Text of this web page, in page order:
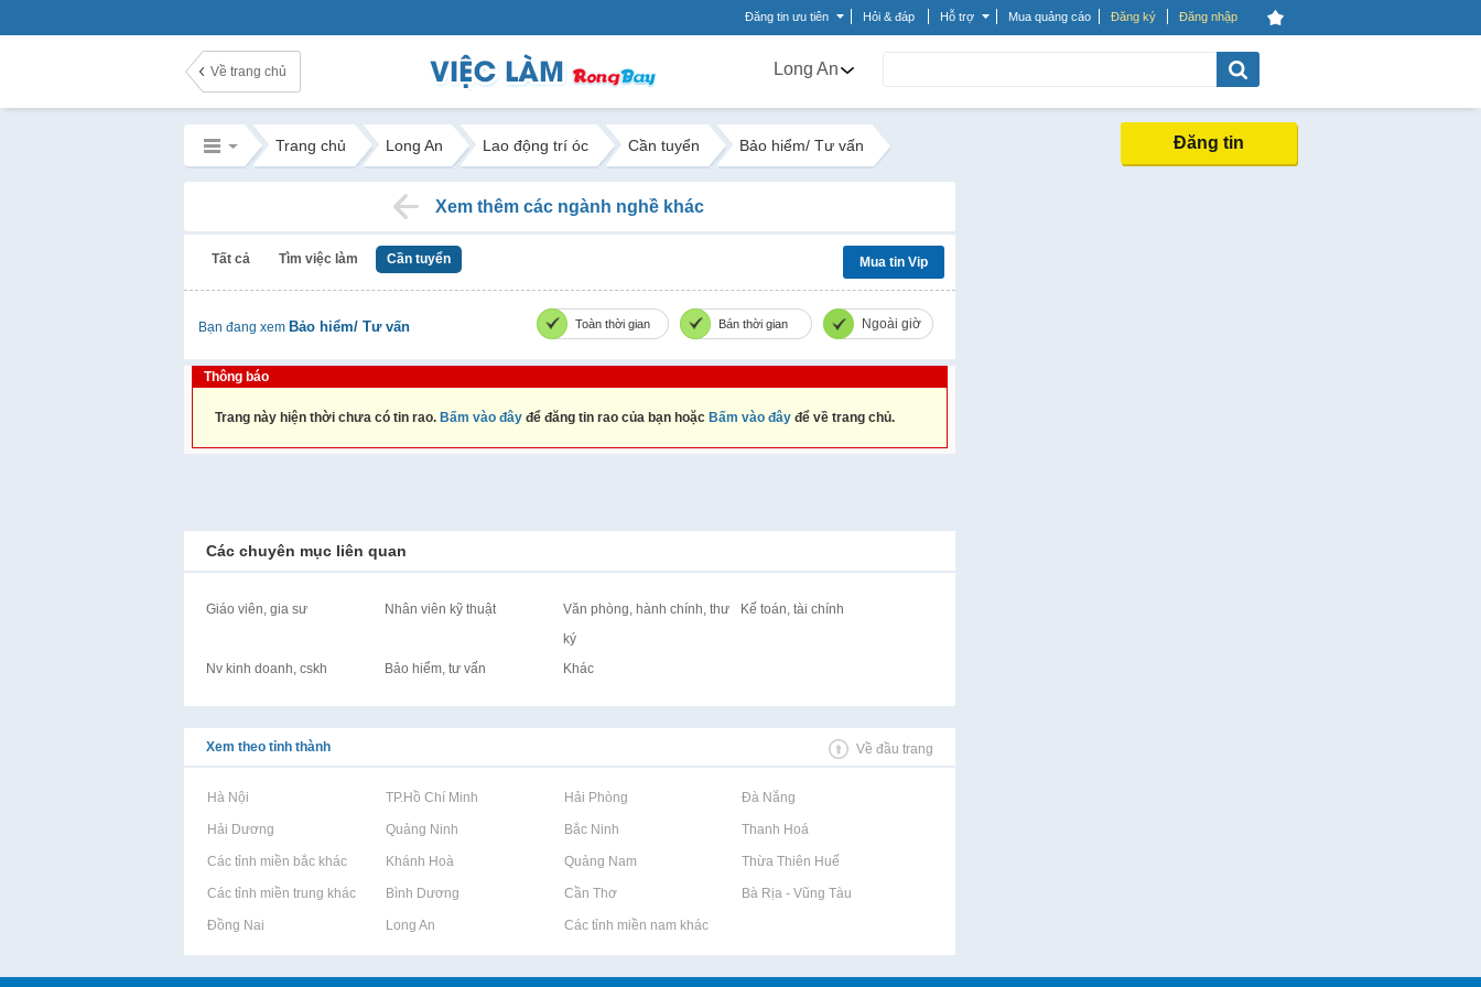
Đăng tin ưu tiên Hỏi & đáp Hỗ trợ Mua quảng cáo Đăng ký Đăng nhập
Về trang chủ Long An
Trang chủ Long An Lao động trí óc Cần tuyển Bảo hiểm/ Tư vấn Đăng tin
Xem thêm các ngành nghề khác
Tất cả Tìm việc làm Cần tuyển Mua tin Vip
Bạn đang xem Bảo hiểm/ Tư vấn Toàn thời gian Bán thời gian Ngoài giờ
Thông báo
Trang này hiện thời chưa có tin rao. Bấm vào đây để đăng tin rao của bạn hoặc Bấm vào đây để về trang chủ.
Các chuyên mục liên quan
Giáo viên, gia sư Nhân viên kỹ thuật
Văn phòng, hành chính, thư
ký
Kế toán, tài chính
Nv kinh doanh, cskh Bảo hiểm, tư vấn Khác
Xem theo tỉnh thành Về đầu trang
Rao vặt tại Hà Nội Rao vặt tại TP.Hồ Chí Minh Rao vặt tại Hải Phòng Rao vặt tại Đà Nẵng
Rao vặt tại Hải Dương Rao vặt tại Quảng Ninh Rao vặt tại Bắc Ninh Rao vặt tại Thanh Hoá
Rao vặt tại Các tỉnh miền bắc khácRao vặt tại Khánh Hoà Rao vặt tại Quảng Nam Rao vặt tại Thừa Thiên Huế
Rao vặt tại Các tỉnh miền trung khácRao vặt tại Bình Dương Rao vặt tại Cần Thơ Rao vặt tại Bà Rịa - Vũng Tàu
Rao vặt tại Đồng Nai Rao vặt tại Long An Rao vặt tại Các tỉnh miền nam khác